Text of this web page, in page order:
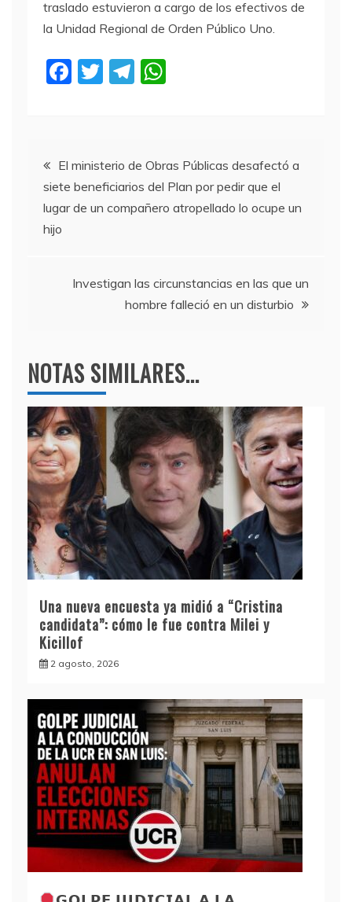
traslado estuvieron a cargo de los efectivos de
la Unidad Regional de Orden Público Uno.
F
b
o
o
T
T
a
m
A
p
p
Navegación
de
entradas
El ministerio de Obras Públicas desafectó a
siete beneficiarios del Plan por pedir que el
lugar de un compañero atropellado lo ocupe un
hijo
Investigan las circunstancias en las que un
hombre falleció en un disturbio
NOTAS SIMILARES...
Una nueva encuesta ya midió a “Cristina
candidata”: cómo le fue contra Milei y
Kicillof
2 agosto, 2026